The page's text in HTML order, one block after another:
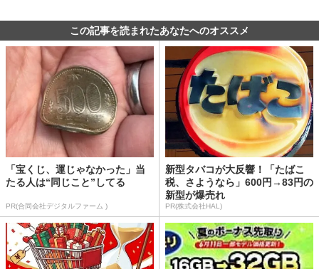
この記事を読まれたあなたへのオススメ
「宝くじ、運じゃなかった」当
たる人は“同じこと”してる
PR(合同会社デジタルファーム )
新型タバコが大反響！「たばこ
税、さようなら」600円→83円の
新型が爆売れ
PR(株式会社HAL)